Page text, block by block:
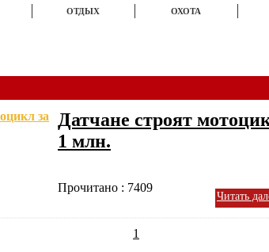
ОТДЫХ ОХОТА
Датчане строят
1 млн.
Прочитано : 7409
Читать
1